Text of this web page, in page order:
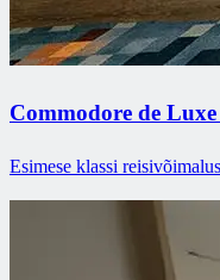
Commodore de
Esimese klassi